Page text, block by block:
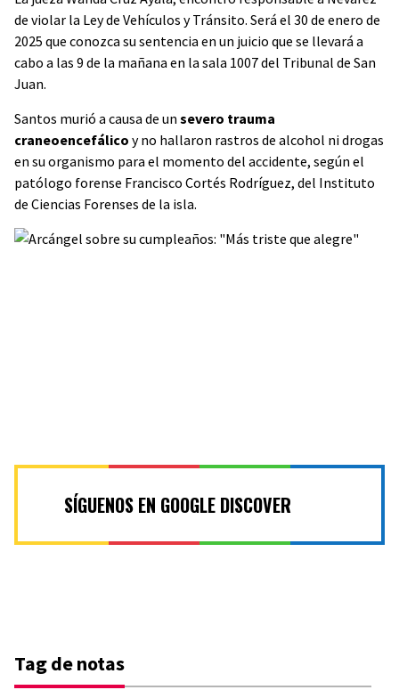
de violar la Ley de Vehículos y Tránsito. Será el 30 de enero de
2025 que conozca su sentencia en un juicio que se llevará a
cabo a las 9 de la mañana en la sala 1007 del Tribunal de San
Juan.
Santos murió a causa de un severo trauma
craneoencefálico y no hallaron rastros de alcohol ni drogas
en su organismo para el momento del accidente, según el
patólogo forense Francisco Cortés Rodríguez, del Instituto
de Ciencias Forenses de la isla.
SÍGUENOS EN GOOGLE DISCOVER
Tag de notas